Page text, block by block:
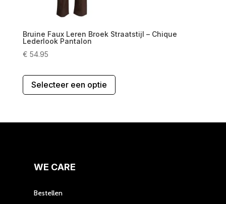
Bruine Faux Leren Broek Straatstijl – Chique
Lederlook Pantalon
€ 54.95
Selecteer een optie
heeft
WE CARE
Bestellen